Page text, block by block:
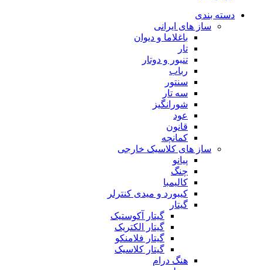
دسته بندی
ساز های ایرانی
باغلاما و دیوان
تار
تنبور و دوتار
رباب
سنتور
سه تار
شورانگیز
عود
قانون
کمانچه
ساز های کلاسیک خارجی
پیانو
چنگ
کالیمبا
کیبورد و میدی کنترلر
گیتار
گیتار آکوستیک
گیتار الکتریک
گیتار فلامنکو
گیتار کلاسیک
هنگ درام